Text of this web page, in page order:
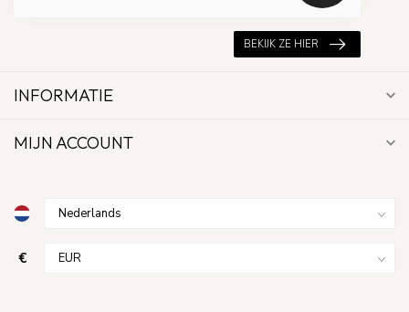
BEKIJK ZE HIER
INFORMATIE
MIJN ACCOUNT
€